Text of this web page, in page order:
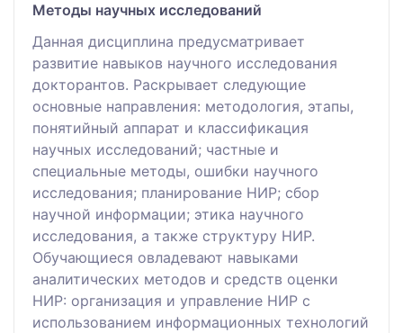
Методы научных исследований
Данная дисциплина предусматривает
развитие навыков научного исследования
докторантов. Раскрывает следующие
основные направления: методология, этапы,
понятийный аппарат и классификация
научных исследований; частные и
специальные методы, ошибки научного
исследования; планирование НИР; сбор
научной информации; этика научного
исследования, а также структуру НИР.
Обучающиеся овладевают навыками
аналитических методов и средств оценки
НИР: организация и управление НИР с
использованием информационных технологий